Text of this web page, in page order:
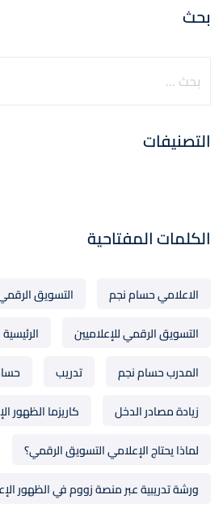
بحث
التصنيفات
الكلمات المفتاحية
الاعلامي حسام نجم
التسويق
التسويق الرقمي للإعلاميين
الرئيسية
المدرب حسام نجم
تدريب
زيادة مصادر الدخل
كاريزما الظهور
لماذا يحتاج الإعلامي التسويق الرقمي؟
ورشة تدريبية عبر منصة زووم في الظهور